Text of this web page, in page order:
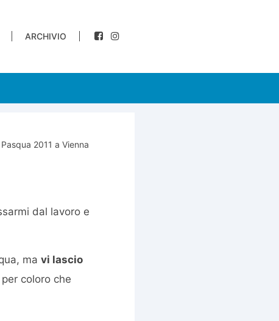
ARCHIVIO
2011 a Vienna
dal lavoro e
ma vi lascio
per coloro che